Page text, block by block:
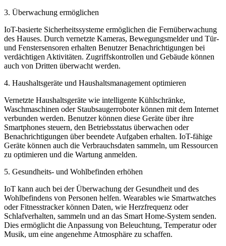
3. Überwachung ermöglichen
IoT-basierte Sicherheitssysteme ermöglichen die Fernüberwachung
des Hauses. Durch vernetzte Kameras, Bewegungsmelder und Tür-
und Fenstersensoren erhalten Benutzer Benachrichtigungen bei
verdächtigen Aktivitäten. Zugriffskontrollen und Gebäude können
auch von Dritten überwacht werden.
4. Haushaltsgeräte und Haushaltsmanagement optimieren
Vernetzte Haushaltsgeräte wie intelligente Kühlschränke,
Waschmaschinen oder Staubsaugerroboter können mit dem Internet
verbunden werden. Benutzer können diese Geräte über ihre
Smartphones steuern, den Betriebsstatus überwachen oder
Benachrichtigungen über beendete Aufgaben erhalten. IoT-fähige
Geräte können auch die Verbrauchsdaten sammeln, um Ressourcen
zu optimieren und die Wartung anmelden.
5. Gesundheits- und Wohlbefinden erhöhen
IoT kann auch bei der Überwachung der Gesundheit und des
Wohlbefindens von Personen helfen. Wearables wie Smartwatches
oder Fitnesstracker können Daten, wie Herzfrequenz oder
Schlafverhalten, sammeln und an das Smart Home-System senden.
Dies ermöglicht die Anpassung von Beleuchtung, Temperatur oder
Musik, um eine angenehme Atmosphäre zu schaffen.